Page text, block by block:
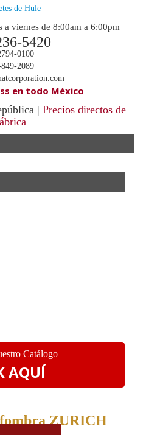
a viernes de 8:00am a 6:00pm
5420
0100
2089
en todo México
| Precios directos de
Catálogo
AQUÍ
ZURICH